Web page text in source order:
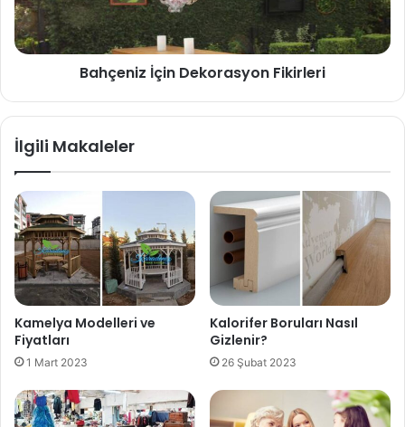
Bahçeniz İçin Dekorasyon Fikirleri
İlgili Makaleler
Kamelya Modelleri ve
Fiyatları
1 Mart 2023
Kalorifer Boruları Nasıl
Gizlenir?
26 Şubat 2023